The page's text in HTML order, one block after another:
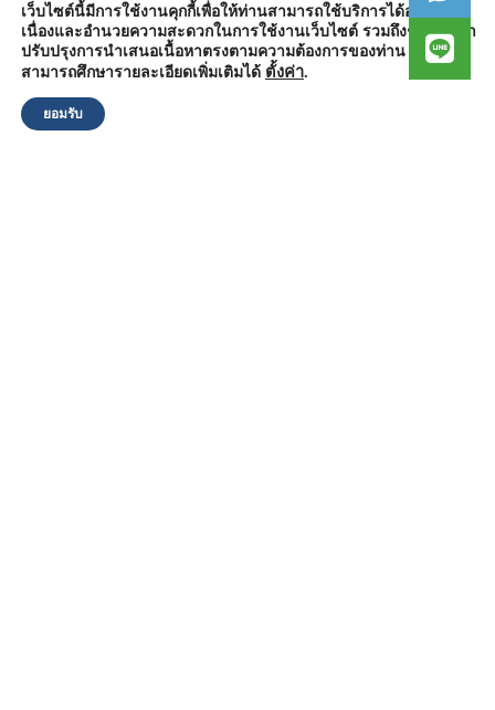
สำนักงานองค์การบริหารส่วนตำบลวัดตูม
หมู่ที่ 5 ตำบลวัดตูม อำเภอพระนครศรีอยุธยา จังหวัดพระนครศรีอยุธยา
13000
เว็บไซต์นี้มีการใช้งานคุกกี้เพื่อให้ท่านสามารถใช้บริการได้อย่างต่อ
เนื่องและอำนวยความสะดวกในการใช้งานเว็บไซต์ รวมถึงช่วยให้เรา
ปรับปรุงการนำเสนอเนื้อหาตรงตามความต้องการของท่าน โดย
สามารถศึกษารายละเอียดเพิ่มเติมได้ ตั้งค่า.
ยอมรับ